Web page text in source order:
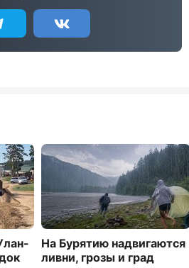
На Бурятию надвигаются
ливни, грозы и град